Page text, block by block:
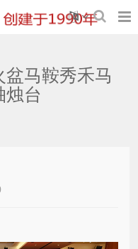
马鞍秀禾马
烛台